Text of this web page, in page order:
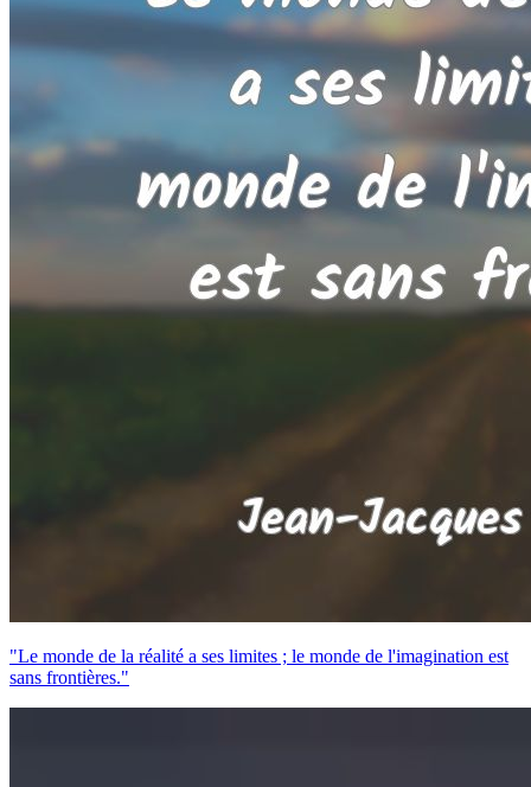
"Le monde de la réalité a ses limites ; le monde de l'imagination est
sans frontières."